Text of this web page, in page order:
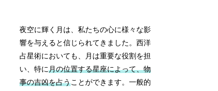
夜空に輝く月は、私たちの心に様々な影
響を与えると信じられてきました。西洋
占星術においても、月は重要な役割を担
い、特に月の位置する星座によって、物
事の吉凶を占うことができます。一般的